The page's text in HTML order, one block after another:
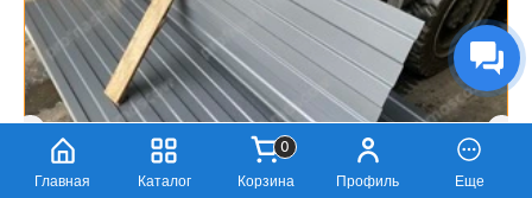
Главная Каталог
0
Корзина Профиль Еще